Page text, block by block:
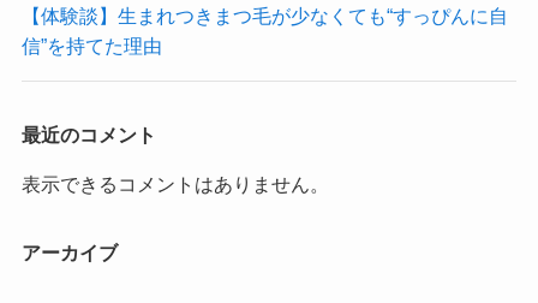
【体験談】生まれつきまつ毛が少なくても“すっぴんに自
信”を持てた理由
最近のコメント
表示できるコメントはありません。
アーカイブ